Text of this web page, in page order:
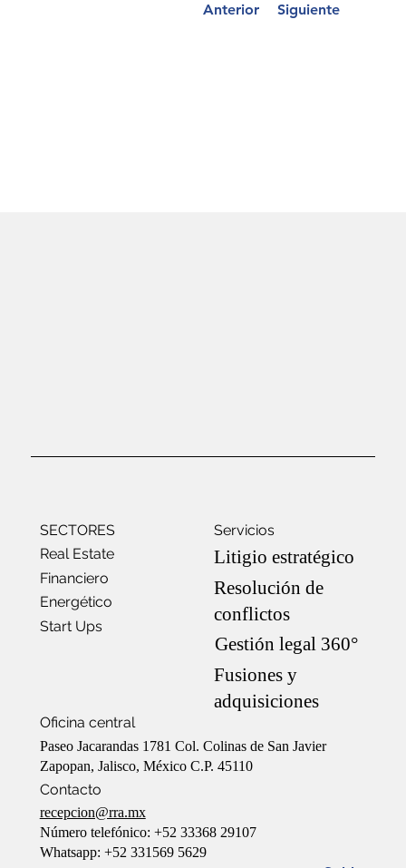
Anterior Siguiente
SECTORES
Real Estate
Financiero
Energético
Start Ups
Servicios
Litigio estratégico
Resolución de
conflictos
Gestión legal 360°
Fusiones y
adquisiciones
Oficina central
Paseo Jacarandas 1781 Col. Colinas de San Javier
Zapopan, Jalisco, México C.P. 45110
Contacto
recepcion@rra.mx
Número telefónico: +52 33368 29107
Whatsapp: +52 331569 5629